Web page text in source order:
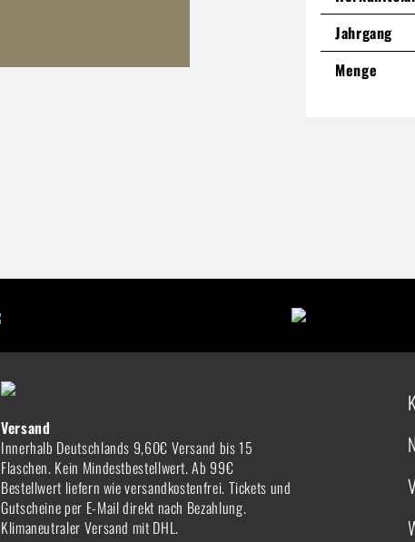
Jahrgang
Menge
Versand
Innerhalb Deutschlands 9,60€ Versand bis 15
Flaschen. Kein Mindestbestellwert. Ab 99€
Bestellwert liefern wie versandkostenfrei. Tickets und
Gutscheine per E-Mail direkt nach Bezahlung.
Klimaneutraler Versand mit DHL.